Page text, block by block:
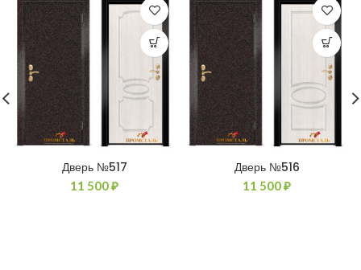
Дверь №517
11 500₽
Дверь №516
11 500₽